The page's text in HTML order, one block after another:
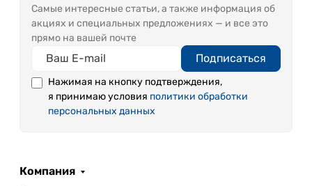
Самые интересные статьи, а также информация об
акциях и специальных предложениях — и все это
прямо на вашей почте
Подписаться
Нажимая на кнопку подтверждения,
я принимаю условия политики обработки
персональных данных
Компания